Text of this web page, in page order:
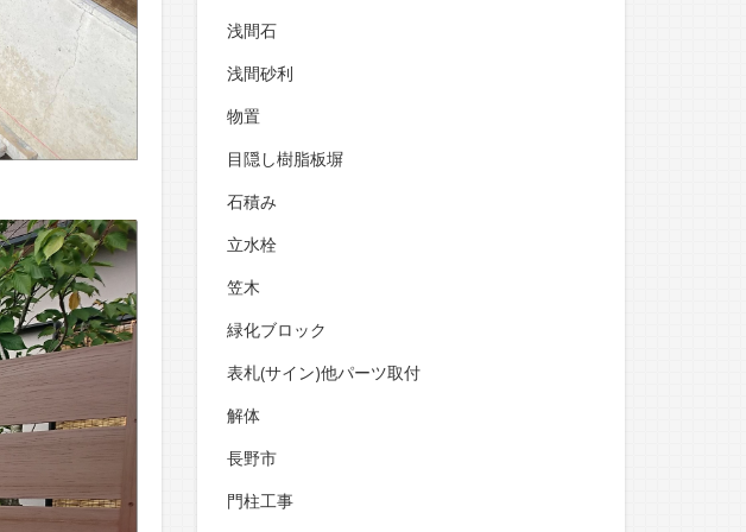
浅間石
浅間砂利
物置
目隠し樹脂板塀
石積み
立水栓
笠木
緑化ブロック
表札(サイン)他パーツ取付
解体
長野市
門柱工事